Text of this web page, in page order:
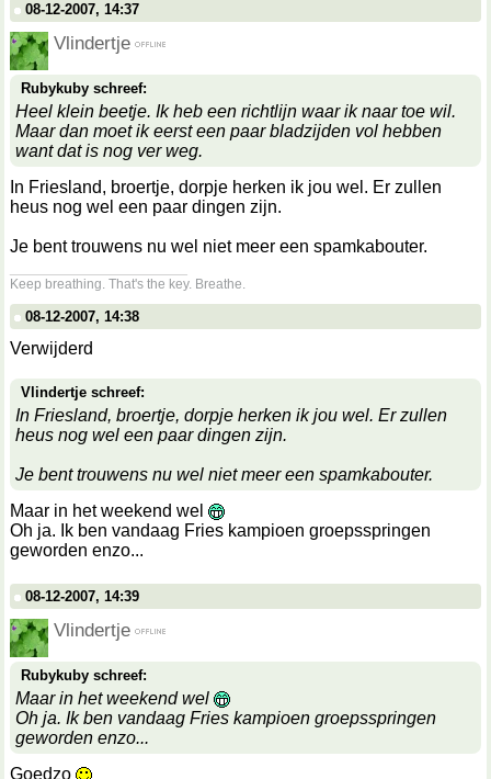
08-12-2007, 14:37
Vlindertje
Rubykuby schreef:
Heel klein beetje. Ik heb een richtlijn waar ik naar toe wil.
Maar dan moet ik eerst een paar bladzijden vol hebben
want dat is nog ver weg.
In Friesland, broertje, dorpje herken ik jou wel. Er zullen
heus nog wel een paar dingen zijn.
Je bent trouwens nu wel niet meer een spamkabouter.
Keep breathing. That's the key. Breathe.
08-12-2007, 14:38
Verwijderd
Vlindertje schreef:
In Friesland, broertje, dorpje herken ik jou wel. Er zullen
heus nog wel een paar dingen zijn.
Je bent trouwens nu wel niet meer een spamkabouter.
Maar in het weekend wel
Oh ja. Ik ben vandaag Fries kampioen groepsspringen
geworden enzo...
08-12-2007, 14:39
Vlindertje
Rubykuby schreef:
Maar in het weekend wel
Oh ja. Ik ben vandaag Fries kampioen groepsspringen
geworden enzo...
Goedzo